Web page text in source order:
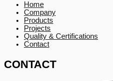
Home
Company
Products
Projects
Quality & Certifications
Contact
CONTACT